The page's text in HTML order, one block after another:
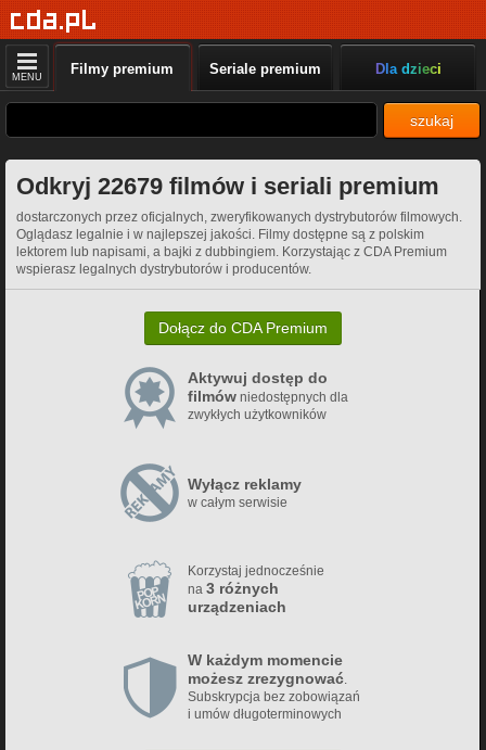
MENU Filmy premium Seriale premium Dla dzieci
szukaj
Odkryj 22679 filmów i seriali premium
dostarczonych przez oficjalnych, zweryfikowanych dystrybutorów filmowych.
Oglądasz legalnie i w najlepszej jakości. Filmy dostępne są z polskim
lektorem lub napisami, a bajki z dubbingiem. Korzystając z CDA Premium
wspierasz legalnych dystrybutorów i producentów.
Dołącz do CDA Premium
Aktywuj dostęp do
filmówniedostępnych dla
zwykłych użytkowników
Wyłącz reklamy
w całym serwisie
Korzystaj jednocześnie
na 3 różnych
urządzeniach
W każdym momencie
możesz zrezygnować.
Subskrypcja bez zobowiązań
i umów długoterminowych